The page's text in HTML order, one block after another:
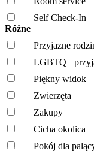
Self Check-In
Różne
Przyjazne
LGBTQ+
Piękny widok
Zwierzęta
Zakupy
Cicha okolica
Pokój dla